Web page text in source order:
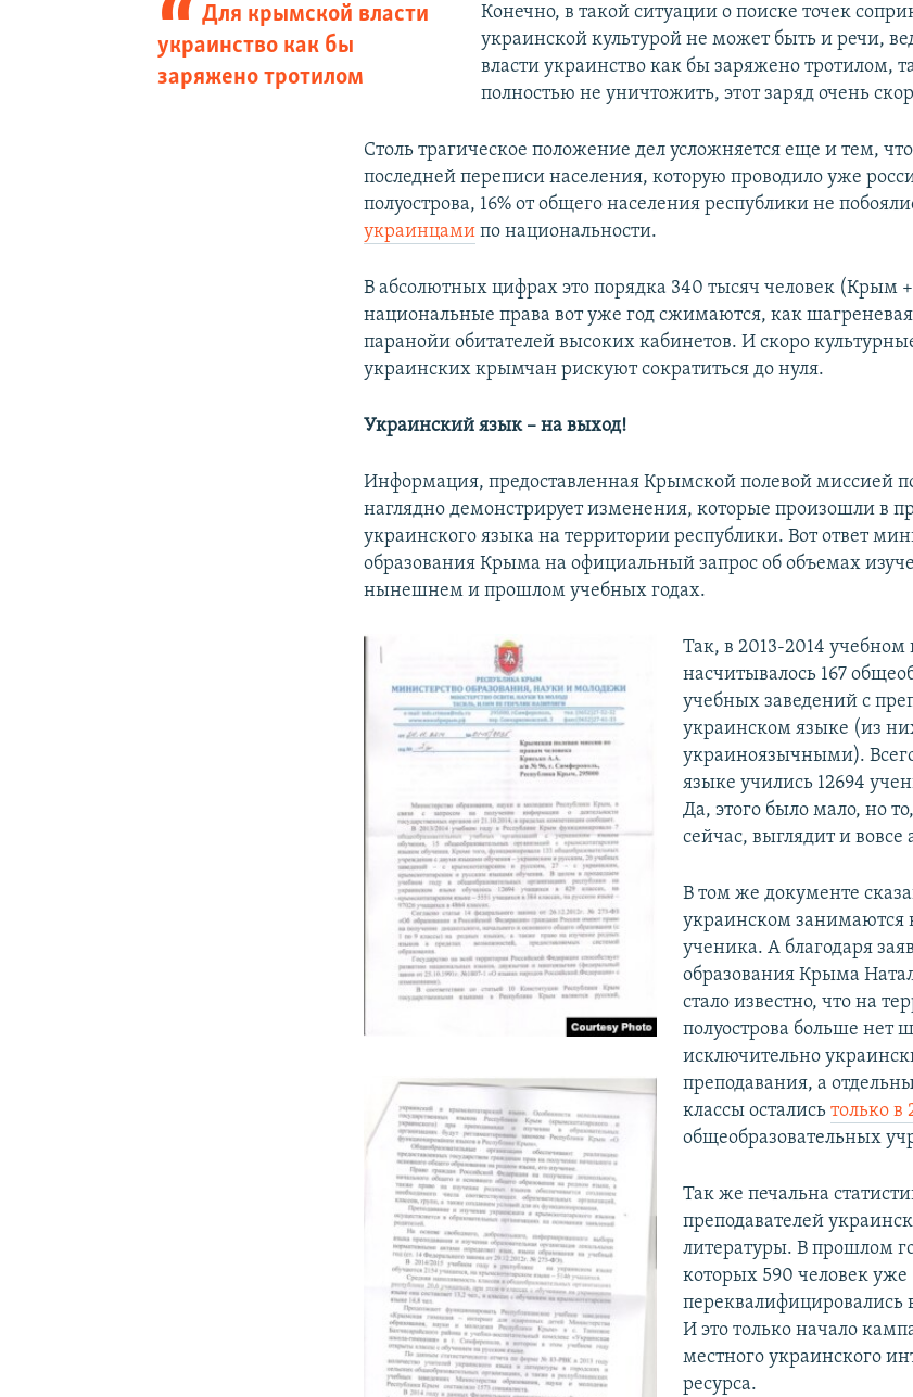
Для крымской власти
украинство как бы
заряжено тротилом
Конечно, в такой ситуации о поиске точек
украинской культурой не может быть и речи,
власти украинство как бы заряжено тротилом,
полностью не уничтожить, этот заряд очень
Столь трагическое положение дел усложняется еще и тем,
последней переписи населения, которую проводило уже
полуострова, 16% от общего населения республики не
украинцами по национальности.
В абсолютных цифрах это порядка 340 тысяч человек (Крым
национальные права вот уже год сжимаются, как
паранойи обитателей высоких кабинетов. И скоро
украинских крымчан рискуют сократиться до нуля.
Украинский язык – на выход!
Информация, предоставленная Крымской полевой миссией
наглядно демонстрирует изменения, которые произошли в
украинского языка на территории республики. Вот ответ
образования Крыма на официальный запрос об объемах
нынешнем и прошлом учебных годах.
Так, в 2013-2014 учебном
насчитывалось 167
учебных заведений с
украинском языке (из
украиноязычными).
языке учились 12694
Да, этого было мало, но
сейчас, выглядит и
В том же документе
украинском занимаются
ученика. А благодаря
образования Крыма
стало известно, что на
полуострова больше нет
исключительно
преподавания, а
классы остались только в
общеобразовательных
Так же печальна
преподавателей
литературы. В прошлом
которых 590 человек уже
переквалифицировались
И это только начало
местного украинского
ресурса.